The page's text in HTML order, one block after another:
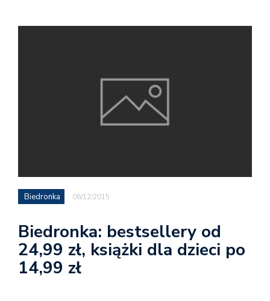
Biedronka 06/12/2015
Biedronka: bestsellery od
24,99 zł, książki dla dzieci po
14,99 zł